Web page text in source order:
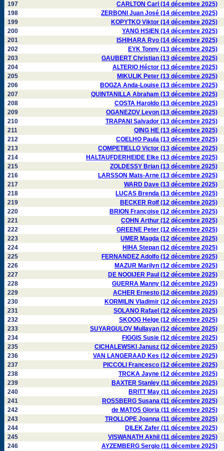
197
CARLTON Carl (14 décembre 2025)
198
ZERBONI Juan José (14 décembre 2025)
199
KOPYTKO Viktor (14 décembre 2025)
200
YANG HSIEN (14 décembre 2025)
201
ISHIHARA Ryo (14 décembre 2025)
202
EYK Tonny (13 décembre 2025)
203
GAUBERT Christian (13 décembre 2025)
204
ALTERIO Héctor (13 décembre 2025)
205
MIKULIK Peter (13 décembre 2025)
206
BOGZA Anda-Louise (13 décembre 2025)
207
QUINTANILLA Abraham (13 décembre 2025)
208
COSTA Haroldo (13 décembre 2025)
209
OGANEZOV Levon (13 décembre 2025)
210
TRAPANI Salvador (13 décembre 2025)
211
QING HE (13 décembre 2025)
212
COELHO Paula (13 décembre 2025)
213
COMPETIELLO Victor (13 décembre 2025)
214
HALTAUFDERHEIDE Elke (13 décembre 2025)
215
ZOLDESSY Brian (13 décembre 2025)
216
LARSSON Mats-Arne (13 décembre 2025)
217
WARD Dave (13 décembre 2025)
218
LUCAS Brenda (13 décembre 2025)
219
BECKER Rolf (12 décembre 2025)
220
BRION Françoise (12 décembre 2025)
221
COHN Arthur (12 décembre 2025)
222
GREENE Peter (12 décembre 2025)
223
UMER Magda (12 décembre 2025)
224
HIHA Stepan (12 décembre 2025)
225
FERNANDEZ Adolfo (12 décembre 2025)
226
MAZUR Marilyn (12 décembre 2025)
227
DE NOOIJER Paul (12 décembre 2025)
228
GUERRA Manny (12 décembre 2025)
229
ACHER Ernesto (12 décembre 2025)
230
KORMILIN Vladimir (12 décembre 2025)
231
SOLANO Rafael (12 décembre 2025)
232
SKOOG Helge (12 décembre 2025)
233
SUYARGULOV Mullayan (12 décembre 2025)
234
FIGGIS Susie (12 décembre 2025)
235
CICHALEWSKI Janusz (12 décembre 2025)
236
VAN LANGERAAD Kes (12 décembre 2025)
237
PICCOLI Francesco (12 décembre 2025)
238
TRCKA Jayne (12 décembre 2025)
239
BAXTER Stanley (11 décembre 2025)
240
BRITT May (11 décembre 2025)
241
ROSSBERG Susana (11 décembre 2025)
242
de MATOS Gloria (11 décembre 2025)
243
TROLLOPE Joanna (11 décembre 2025)
244
DILEK Zafer (11 décembre 2025)
245
VISWANATH Akhil (11 décembre 2025)
246
AYZEMBERG Sergio (11 décembre 2025)